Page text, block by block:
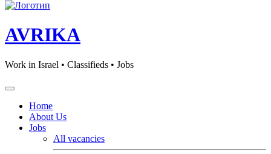
AVRIKA
Work in Israel • Classifieds • Jobs
Home
About Us
Jobs
All vacancies